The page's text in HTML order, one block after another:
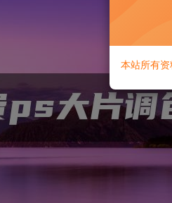
本站所有